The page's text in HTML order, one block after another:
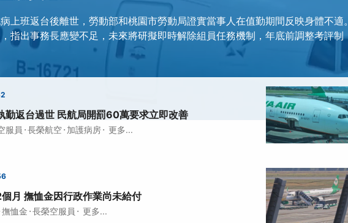
上班返台後離世，勞動部和桃園市勞動局證實當事人在值勤期間反映身體不適。
指出事務長應變不足，未來將研擬即時解除組員任務機制，年底前調整考評制
勤返台過世 民航局開罰60萬要求立即改善
服員 ·長榮航空· 加護病房· 更多...
月 撫恤金因行政作業尚未給付
撫恤金 ·長榮空服員 · 更多...